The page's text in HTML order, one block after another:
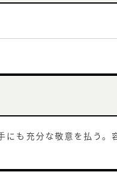
も充分な敬意を払う。